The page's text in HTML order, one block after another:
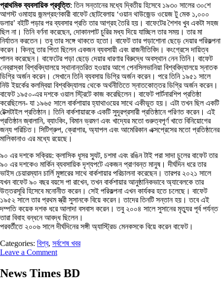
প্রাথমিক ব্যবসায়িক প্রবৃত্তি: তিন সন্তানের মধ্যে দ্বিতীয় হিসেবে ১৯৩০ সালের ৩০শে
আগস্ট ওমাহায় জন্মগ্রহণকারী বাফেট ছোটবেলায় ‘ওয়ান থাউজেন্ড ওয়েজ টু মেক ১,০০০
ডলার’ বইটি পড়ার পর ব্যবসার প্রতি তার আগ্রহ তৈরি হয়। বাফেটের শৈশব খুব একটা সহজ
ছিল না। তিনি বর্ণনা করেছেন, দোকানপাট চুরির মধ্য দিয়ে যাচ্ছিল তার সময়। তার মা
নির্যাতন করতেন। তবু তার সঙ্গে থাকতে হতো। বাফেট তার পড়াশোনা ছেড়ে দেয়ার পরিকল্পনা
করেন। কিন্তু তার পিতা ছিলেন একজন ব্যবসায়ী এবং রাজনীতিবিদ। কংগ্রেসে দায়িত্ব
পালন করেছেন। বাফেটের পড়া ছেড়ে দেয়ার ধারণার বিরুদ্ধে অবস্থান নেন তিনি। বাফেট
নেব্রাস্কা বিশ্ববিদ্যালয়ে স্থানান্তরিত হওয়ার আগে পেনসিলভানিয়া বিশ্ববিদ্যালয়ে স্নাতক
ডিগ্রি অর্জন করেন। সেখানে তিনি ব্যবসায় ডিগ্রি অর্জন করেন। পরে তিনি ১৯৫১ সালে
নিউ ইয়র্কের কলম্বিয়া বিশ্ববিদ্যালয় থেকে অর্থনীতিতে স্নাতকোত্তর ডিগ্রি অর্জন করেন।
বাফেট ১৯৫০-এর দশকে ওয়াল স্ট্রিটে কাজ করেছিলেন। বাফেট পার্টনারশিপ প্রতিষ্ঠা
করেছিলেন- যা ১৯৬৫ সালে বার্কশায়ার হ্যাথাওয়ের সাথে একীভূত হয়। এটা তখন ছিল একটি
টেক্সটাইল প্রতিষ্ঠান। তিনি বার্কশায়ারকে একটি সুদূরপ্রসারী প্রতিষ্ঠানে পরিণত করেন। এই
প্রতিষ্ঠান জ্বালানি, ব্যাংকিং, বিমান ভ্রমণ এবং খাদ্যের মতো গুরুত্বপূর্ণ খাতে বিনিয়োগের
জন্য পরিচিত। সিটিগ্রুপ, ক্রোগার, অ্যাপল এবং আমেরিকান এক্সপ্রেসের মতো প্রতিষ্ঠানের
মালিকানাও এর মধ্যে রয়েছে।
৯০ এর দশকে সক্রিয়: ক্লাসিক ধূসর স্যুট, চশমা এবং রঙিন টাই পরা সাদা চুলের বাফেট তার
৯০ এর দশকেও মার্কিন ব্যবসায়িক দৃশ্যপটে একজন প্রাণবন্ত মানুষ। দীর্ঘদিন ধরে তার
ভাইস চেয়ারম্যান চার্লি মুঙ্গারের সাথে বার্কশায়ার পরিচালনা করেছেন। তারপর ২০২১ সালে
যখন বাফেট ৯০ বছর বয়সে পা রাখেন, তখন বার্কশায়ার আনুষ্ঠানিকভাবে অ্যাবেলকে তার
উত্তরসূরি হিসেবে মনোনীত করেন। সেই পরিকল্পনা এখন কার্যকর হতে চলেছে। বাফেট
১৯৫২ সালে তার প্রথম স্ত্রী সুসানকে বিয়ে করেন। তাদের তিনটি সন্তান হয়। তবে এই
দম্পতি কয়েক দশক ধরে আলাদা বসবাস করেন। তবু ২০০৪ সালে সুসানের মৃত্যুর পূর্ব পর্যন্ত
তারা বিবাহ বন্ধনে আবদ্ধ ছিলেন।
পরবর্তীতে ২০০৬ সালে দীর্ঘদিনের সঙ্গী অ্যাস্ট্রিড মেনকসকে বিয়ে করেন বাফেট।
Categories: বিশ্ব, সর্বশেষ খবর
Leave a Comment
News Times BD